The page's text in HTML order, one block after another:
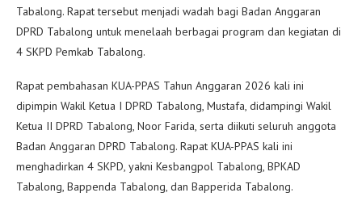
Tabalong. Rapat tersebut menjadi wadah bagi Badan Anggaran
DPRD Tabalong untuk menelaah berbagai program dan kegiatan di
4 SKPD Pemkab Tabalong.
Rapat pembahasan KUA-PPAS Tahun Anggaran 2026 kali ini
dipimpin Wakil Ketua I DPRD Tabalong, Mustafa, didampingi Wakil
Ketua II DPRD Tabalong, Noor Farida, serta diikuti seluruh anggota
Badan Anggaran DPRD Tabalong. Rapat KUA-PPAS kali ini
menghadirkan 4 SKPD, yakni Kesbangpol Tabalong, BPKAD
Tabalong, Bappenda Tabalong, dan Bapperida Tabalong.